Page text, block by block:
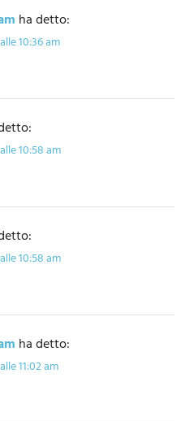
ha detto:
10:36 am
10:58 am
10:58 am
ha detto:
11:02 am